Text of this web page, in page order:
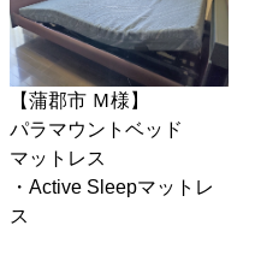
【蒲郡市 Ｍ様】
パラマウントベッド
マットレス
・Active Sleepマットレ
ス